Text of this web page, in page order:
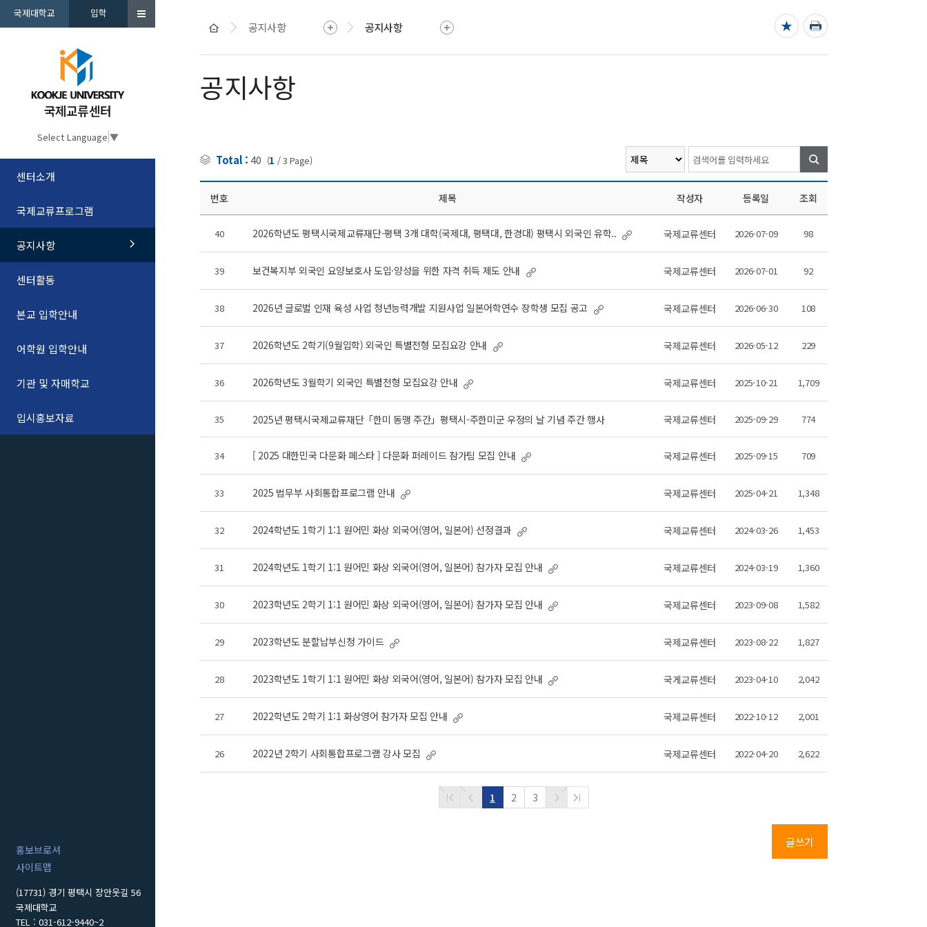
국제대학교 입학
Select Language ▼
국제교류센터
센터소개
국제교류프로그램
공지사항
센터활동
본교 입학안내
어학원 입학안내
기관 및 자매학교
입시홍보자료
공지사항 공지사항
공지사항
Total :40 (1 /3 Page)
번호 제목 작성자 등록일 조회
40 2026학년도 평택시국제교류재단-평택 3개 대학(국제대, 평택대, 한경대) 평택시 외국인 유학.. 국제교류센터 2026-07-09 98
39 보건복지부 외국인 요양보호사 도입·양성을 위한 자격 취득 제도 안내 국제교류센터 2026-07-01 92
38 2026년 글로벌 인재 육성 사업 청년능력개발 지원사업 일본어학연수 장학생 모집 공고 국제교류센터 2026-06-30 108
37 2026학년도 2학기(9월입학) 외국인 특별전형 모집요강 안내 국제교류센터 2026-05-12 229
36 2026학년도 3월학기 외국인 특별전형 모집요강 안내 국제교류센터 2025-10-21 1,709
35 2025년 평택시국제교류재단「한미 동맹 주간」평택시-주한미군 우정의 날 기념 주간 행사 국제교류센터 2025-09-29 774
34 [ 2025 대한민국 다문화 페스타 ] 다문화 퍼레이드 참가팀 모집 안내 국제교류센터 2025-09-15 709
33 2025 법무부 사회통합프로그램 안내 국제교류센터 2025-04-21 1,348
32 2024학년도 1학기 1:1 원어민 화상 외국어(영어, 일본어) 선정결과 국제교류센터 2024-03-26 1,453
31 2024학년도 1학기 1:1 원어민 화상 외국어(영어, 일본어) 참가자 모집 안내 국제교류센터 2024-03-19 1,360
30 2023학년도 2학기 1:1 원어민 화상 외국어(영어, 일본어) 참가자 모집 안내 국제교류센터 2023-09-08 1,582
29 2023학년도 분할납부신청 가이드 국제교류센터 2023-08-22 1,827
28 2023학년도 1학기 1:1 원어민 화상 외국어(영어, 일본어) 참가자 모집 안내 국게교류센터 2023-04-10 2,042
27 2022학년도 2학기 1:1 화상영어 참가자 모집 안내 국제교류센터 2022-10-12 2,001
26 2022년 2학기 사회통합프로그램 강사 모집 국제교류센터 2022-04-20 2,622
1 2 3
글쓰기
홍보브로셔
사이트맵
(17731) 경기 평택시 장안웃길 56
국제대학교
TEL : 031-612-9440~2